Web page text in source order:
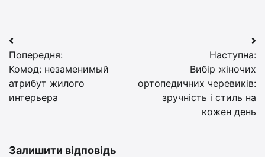
Навігація
записів
Попередня:
Комод: незаменимый
атрибут жилого
интерьера
Наступна:
Вибір жіночих
ортопедичних черевиків:
зручність і стиль на
кожен день
Залишити відповідь